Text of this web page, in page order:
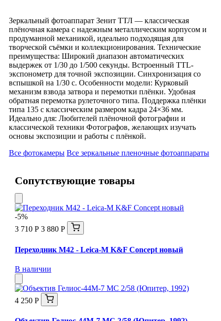
Зеркальный фотоаппарат Зенит ТТЛ — классическая
плёночная камера с надежным металлическим корпусом и
продуманной механикой, идеально подходящая для
творческой съёмки и коллекционирования. Технические
преимущества: Широкий диапазон автоматических
выдержек от 1/30 до 1/500 секунды. Встроенный TTL-
экспонометр для точной экспозиции. Синхронизация со
вспышкой на 1/30 с. Особенности модели: Курковый
механизм взвода затвора и перемотки плёнки. Удобная
обратная перемотка рулеточного типа. Поддержка плёнки
типа 135 с классическим размером кадра 24×36 мм.
Идеально для: Любителей плёночной фотографии и
классической техники Фотографов, желающих изучать
основы экспозиции и работы с плёнкой.
Все фотокамеры Все зеркальные пленочные фотоаппараты
Сопутствующие товары
-5%
3 710 Р 3 880 Р
Переходник M42 - Leica-M K&F Concept новый
В наличии
4 250 Р